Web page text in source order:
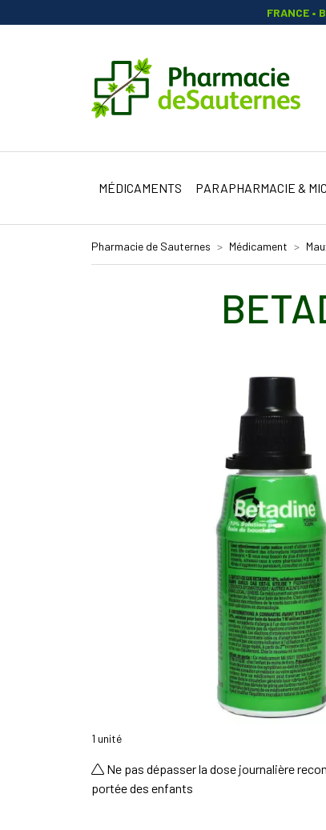
FRANCE •
MÉDICAMENTS PARAPHARMACIE &
Pharmacie de Sauternes Médicament
1 unité
Ne pas dépasser la dose journalière
portée des enfants